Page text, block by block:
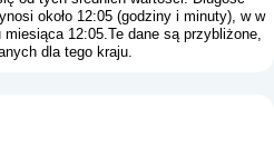
około 12:05 (godziny i minuty), w w
12:05.Te dane są przybliżone,
dla tego kraju.